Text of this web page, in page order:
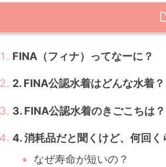
FINA（フィナ）ってなーに？
2. FINA公認水着はどんな水着？
3. FINA公認水着のきごこちは？
4. 消耗品だと聞くけど、何回く
なぜ寿命が短いの？